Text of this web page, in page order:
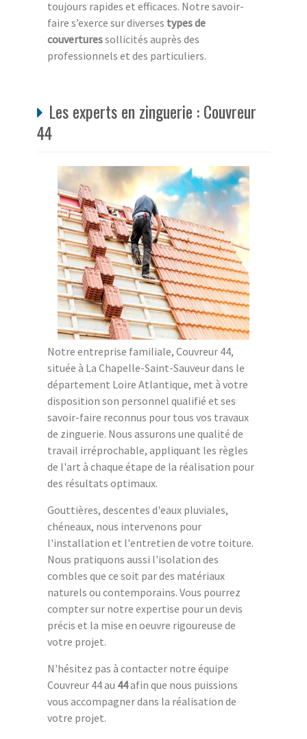
toujours rapides et efficaces. Notre savoir-
faire s’exerce sur diverses types de
couverturessollicités auprès des
professionnels et des particuliers.
Les experts en zinguerie : Couvreur
44
Notre entreprise familiale, Couvreur 44,
située à La Chapelle-Saint-Sauveur dans le
département Loire Atlantique, met à votre
disposition son personnel qualifié et ses
savoir-faire reconnus pour tous vos travaux
de zinguerie. Nous assurons une qualité de
travail irréprochable, appliquant les règles
de l'art à chaque étape de la réalisation pour
des résultats optimaux.
Gouttières, descentes d'eaux pluviales,
chéneaux, nous intervenons pour
l'installation et l'entretien de votre toiture.
Nous pratiquons aussi l'isolation des
combles que ce soit par des matériaux
naturels ou contemporains. Vous pourrez
compter sur notre expertise pour un devis
précis et la mise en oeuvre rigoureuse de
votre projet.
N'hésitez pas à contacter notre équipe
Couvreur 44 au 44afin que nous puissions
vous accompagner dans la réalisation de
votre projet.